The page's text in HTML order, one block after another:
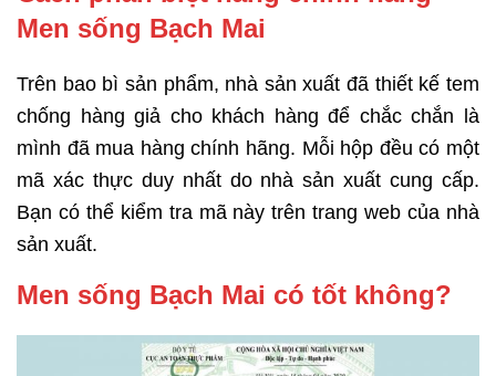
Men sống Bạch Mai
Trên bao bì sản phẩm, nhà sản xuất đã thiết kế tem
chống hàng giả cho khách hàng để chắc chắn là
mình đã mua hàng chính hãng. Mỗi hộp đều có một
mã xác thực duy nhất do nhà sản xuất cung cấp.
Bạn có thể kiểm tra mã này trên trang web của nhà
sản xuất.
Men sống Bạch Mai có tốt không?